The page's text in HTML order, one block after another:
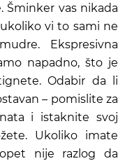
Šminker vas nikada
vi to sami ne
Ekspresivna
napadno, što je
Odabir da li
– pomislite za
i istaknite svoj
Ukoliko imate
nije razlog da